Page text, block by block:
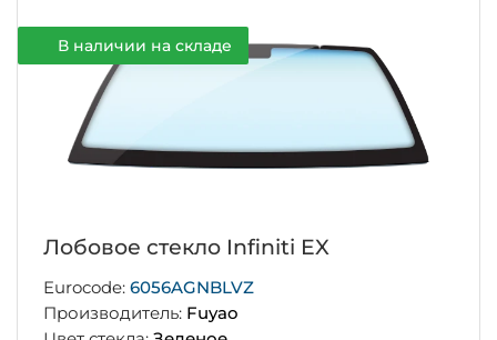
В наличии на складе
Лобовое стекло Infiniti EX
Eurocode: 6056AGNBLVZ
Производитель: Fuyao